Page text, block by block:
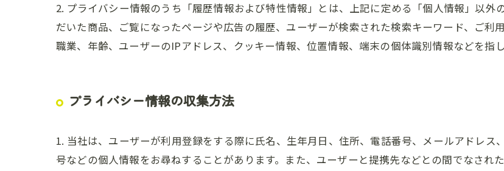
2. プライバシー情報のうち「履歴情報および特性情報」とは、上記に定める「個人情報」以
だいた商品、ご覧になったページや広告の履歴、ユーザーが検索された検索キーワード、ご利
職業、年齢、ユーザーのIPアドレス、クッキー情報、位置情報、端末の個体識別情報などを指し
プライバシー情報の収集方法
1. 当社は、ユーザーが利用登録をする際に氏名、生年月日、住所、電話番号、メールアドレ
号などの個人情報をお尋ねすることがあります。また、ユーザーと提携先などとの間でなされ